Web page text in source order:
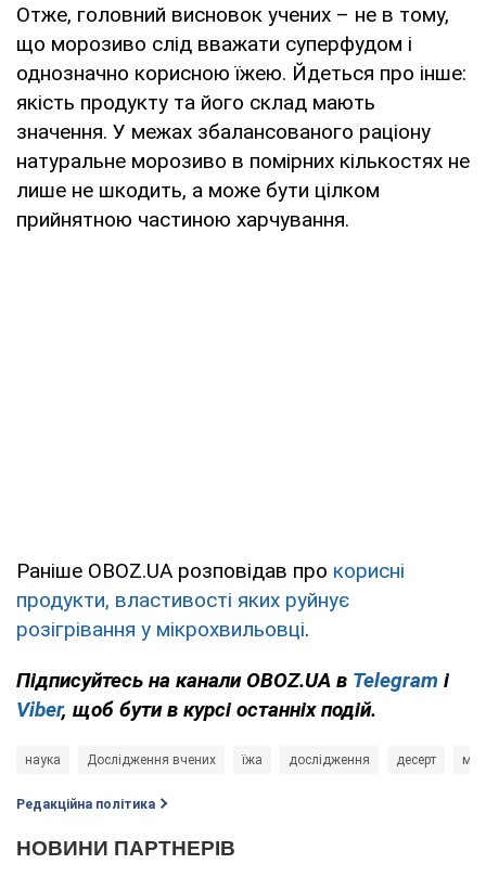
Отже, головний висновок учених – не в тому,
що морозиво слід вважати суперфудом і
однозначно корисною їжею. Йдеться про інше:
якість продукту та його склад мають
значення. У межах збалансованого раціону
натуральне морозиво в помірних кількостях не
лише не шкодить, а може бути цілком
прийнятною частиною харчування.
Раніше OBOZ.UA розповідав про корисні
продукти, властивості яких руйнує
розігрівання у мікрохвильовці.
Підписуйтесь на канали OBOZ.UA в Telegram і
Viber, щоб бути в курсі останніх подій.
наука Дослідження вчених їжа дослідження десерт
Редакційна політика